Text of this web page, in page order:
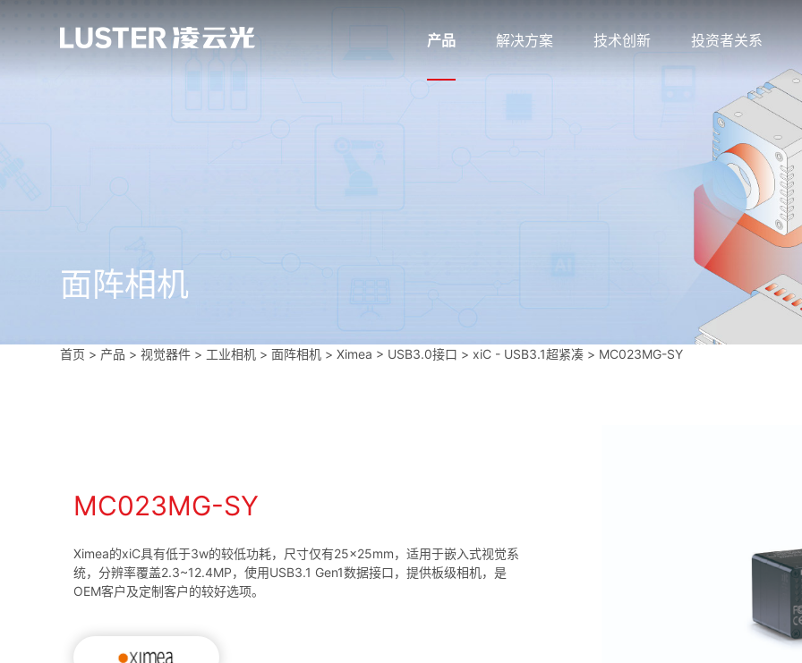
产品 解决方案 技术创新 投资者关系
面阵相机
首页 > 产品 > 视觉器件 > 工业相机 >面阵相机 >Ximea > USB3.0接口 > xiC - USB3.1超紧凑 > MC023MG-SY
MC023MG-SY
Ximea的xiC具有低于3w的较低功耗，尺寸仅有25×25mm，适用于嵌入式视觉系
统，分辨率覆盖2.3~12.4MP，使用USB3.1 Gen1数据接口，提供板级相机，是
OEM客户及定制客户的较好选项。